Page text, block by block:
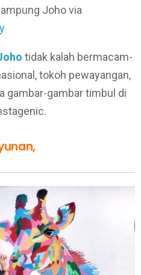
Joho via
tidak kalah bermacam-
tokoh pewayangan,
gambar-gambar timbul di